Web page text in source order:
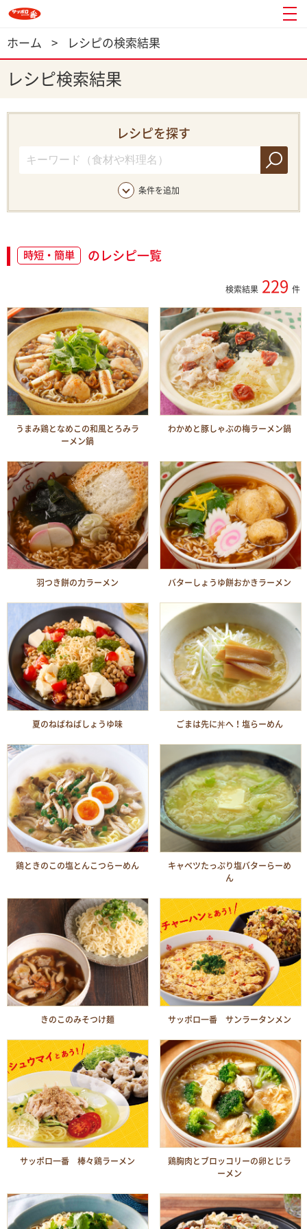
ホーム > レシピの検索結果
レシピ検索結果
レシピを探す
条件を追加
時短・簡単 のレシピ一覧
検索結果 229 件
うまみ鶏となめこの和風とろみラ
ーメン鍋
わかめと豚しゃぶの梅ラーメン鍋
羽つき餅の力ラーメン バターしょうゆ餅おかきラーメン
夏のねばねばしょうゆ味 ごまは先に丼へ！塩らーめん
鶏ときのこの塩とんこつらーめん
キャベツたっぷり塩バターらーめ
ん
きのこのみそつけ麺 サッポロ一番 サンラータンメン
サッポロ一番 棒々鶏ラーメン
鶏胸肉とブロッコリーの卵とじラ
ーメン